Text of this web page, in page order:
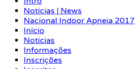
Notícias | News
Nacional Indoor Apneia 2017
Início
Notícias
Informações
Inscrições